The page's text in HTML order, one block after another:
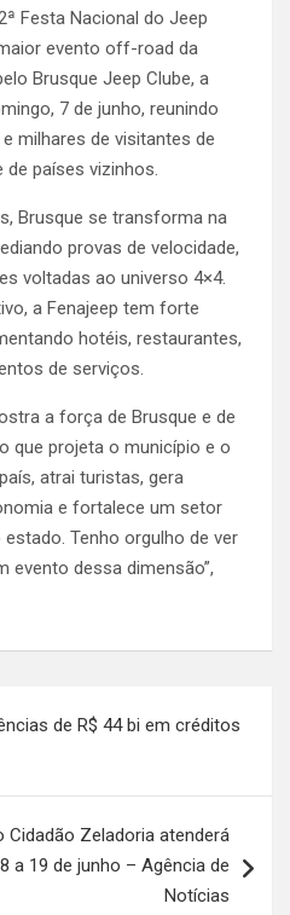
Festa Nacional do Jeep
evento off-road da
Brusque Jeep Clube, a
7 de junho, reunindo
milhares de visitantes de
de países vizinhos.
Brusque se transforma na
provas de velocidade,
voltadas ao universo 4×4.
a Fenajeep tem forte
hotéis, restaurantes,
de serviços.
a força de Brusque e de
que projeta o município e o
atrai turistas, gera
e fortalece um setor
Tenho orgulho de ver
evento dessa dimensão”,
de R$ 44 bi em créditos
Cidadão Zeladoria atenderá
a 19 de junho – Agência de
Notícias